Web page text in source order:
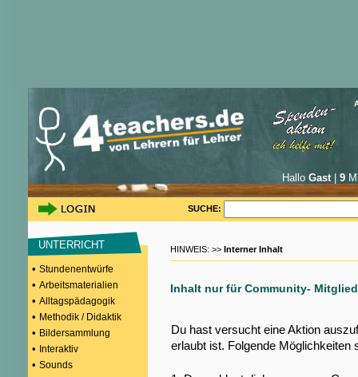
Hallo Gast| 9
SUCHE:
UNTERRICHT
• Stundenentwürfe
• Arbeitsmaterialien
• Alltagspädagogik
• Methodik / Didaktik
• Bildersammlung
• Interaktiv
• Sounds
HINWEIS: >> Interner Inhalt
Inhalt nur für Community-
Du hast versucht eine Aktion
erlaubt ist. Folgende Möglichkeiten